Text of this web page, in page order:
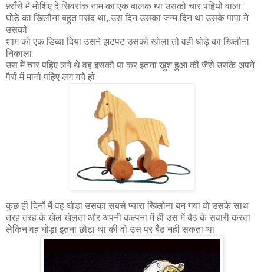
फ़्राँसे में मोशिए दे सिवरांक नाम का एक बालक था उसको चार पहियों वाला
घोड़े का खिलौना बहुत पसंद था,,उस दिन उसका जन्म दिन था उसके पापा ने
उसको
शाम को एक डिब्बा दिया उसने झटपट उसको खोला तो वही घोड़े का खिलौना
निकाला
उस में चार पहिए लगे थे वह इसको पा कर इतना ख़ुश हुआ की जैसे उसके अपने
पैरों में मानो पहिए लग गये हो
कुछ ही दिनों में वह घोड़ा उसका सबसे प्यारा खिलोना बन गया वो उसके साथ
तरह तरह के खेल खेलता और अपनी कल्पना में ही उस में बैठ के सवारी करता
लेकिन वह घोड़ा इतना छोटा था की वो उस पर बैठ नही सकता था